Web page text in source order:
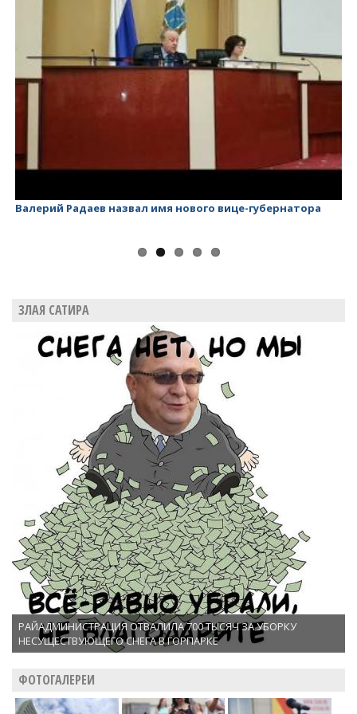
Валерий Радаев назвал имя нового вице-губернатора
ЗЛАЯ САТИРА
РАЙАДМИНИСТРАЦИЯ ОТВАЛИЛА 700 ТЫСЯЧ ЗА УБОРКУ
НЕСУЩЕСТВУЮЩЕГО СНЕГА В ГОРПАРКЕ
ФОТОГАЛЕРЕИ